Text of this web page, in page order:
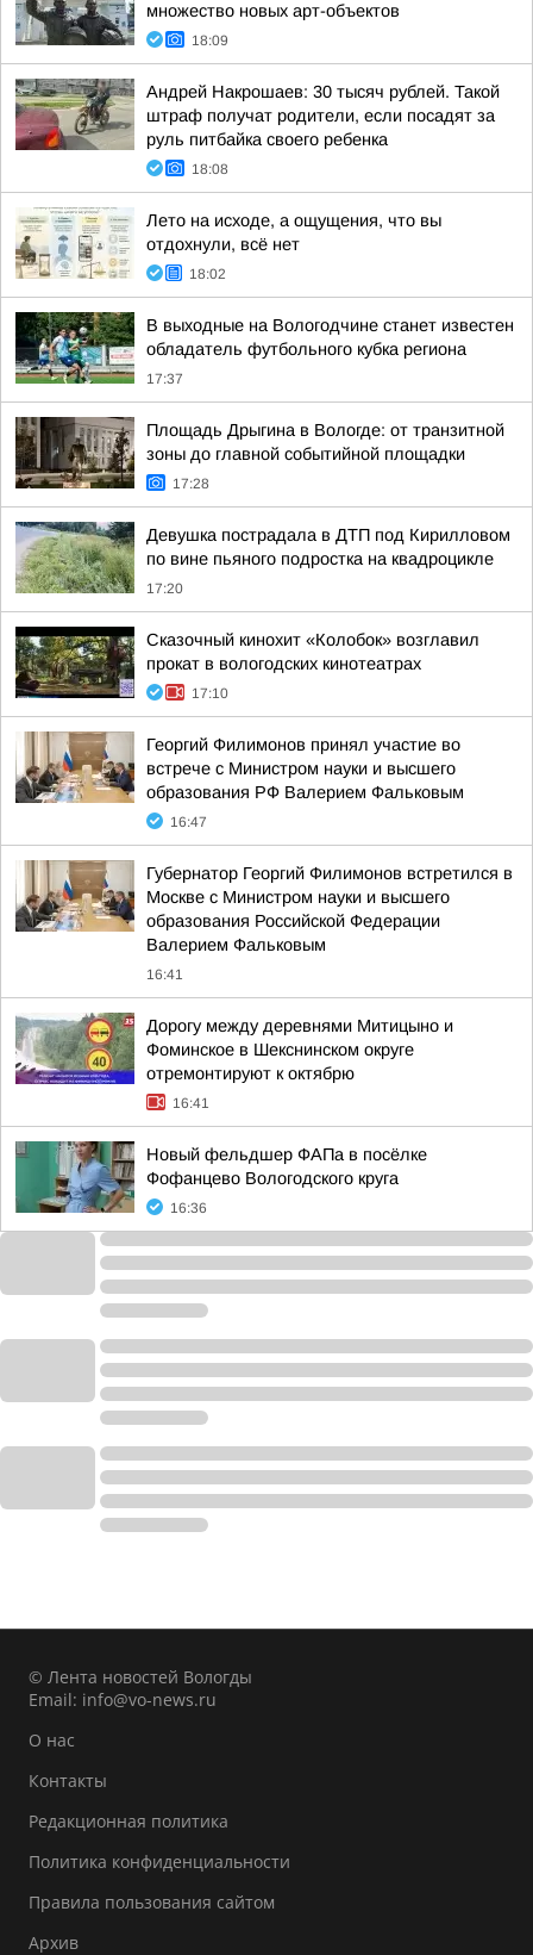
множество новых арт-объектов
18:09
Андрей Накрошаев: 30 тысяч рублей. Такой
штраф получат родители, если посадят за
руль питбайка своего ребенка
18:08
Лето на исходе, а ощущения, что вы
отдохнули, всё нет
18:02
В выходные на Вологодчине станет известен
обладатель футбольного кубка региона
17:37
Площадь Дрыгина в Вологде: от транзитной
зоны до главной событийной площадки
17:28
Девушка пострадала в ДТП под Кирилловом
по вине пьяного подростка на квадроцикле
17:20
Сказочный кинохит «Колобок» возглавил
прокат в вологодских кинотеатрах
17:10
Георгий Филимонов принял участие во
встрече с Министром науки и высшего
образования РФ Валерием Фальковым
16:47
Губернатор Георгий Филимонов встретился в
Москве с Министром науки и высшего
образования Российской Федерации
Валерием Фальковым
16:41
Дорогу между деревнями Митицыно и
Фоминское в Шекснинском округе
отремонтируют к октябрю
16:41
Новый фельдшер ФАПа в посёлке
Фофанцево Вологодского круга
16:36
© Лента новостей Вологды
Email: info@vo-news.ru
О нас
Контакты
Редакционная политика
Политика конфиденциальности
Правила пользования сайтом
Архив